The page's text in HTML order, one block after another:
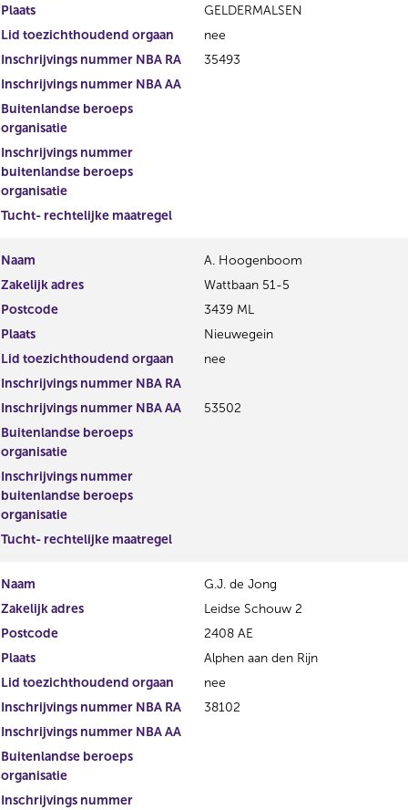
Plaats
GELDERMALSEN
Lid toezichthoudend orgaan
nee
Inschrijvings nummer NBA RA
35493
Inschrijvings nummer NBA AA
Buitenlandse beroeps
organisatie
Inschrijvings nummer
buitenlandse beroeps
organisatie
Tucht- rechtelijke maatregel
Naam
A. Hoogenboom
Zakelijk adres
Wattbaan 51-5
Postcode
3439 ML
Plaats
Nieuwegein
Lid toezichthoudend orgaan
nee
Inschrijvings nummer NBA RA
Inschrijvings nummer NBA AA
53502
Buitenlandse beroeps
organisatie
Inschrijvings nummer
buitenlandse beroeps
organisatie
Tucht- rechtelijke maatregel
Naam
G.J. de Jong
Zakelijk adres
Leidse Schouw 2
Postcode
2408 AE
Plaats
Alphen aan den Rijn
Lid toezichthoudend orgaan
nee
Inschrijvings nummer NBA RA
38102
Inschrijvings nummer NBA AA
Buitenlandse beroeps
organisatie
Inschrijvings nummer